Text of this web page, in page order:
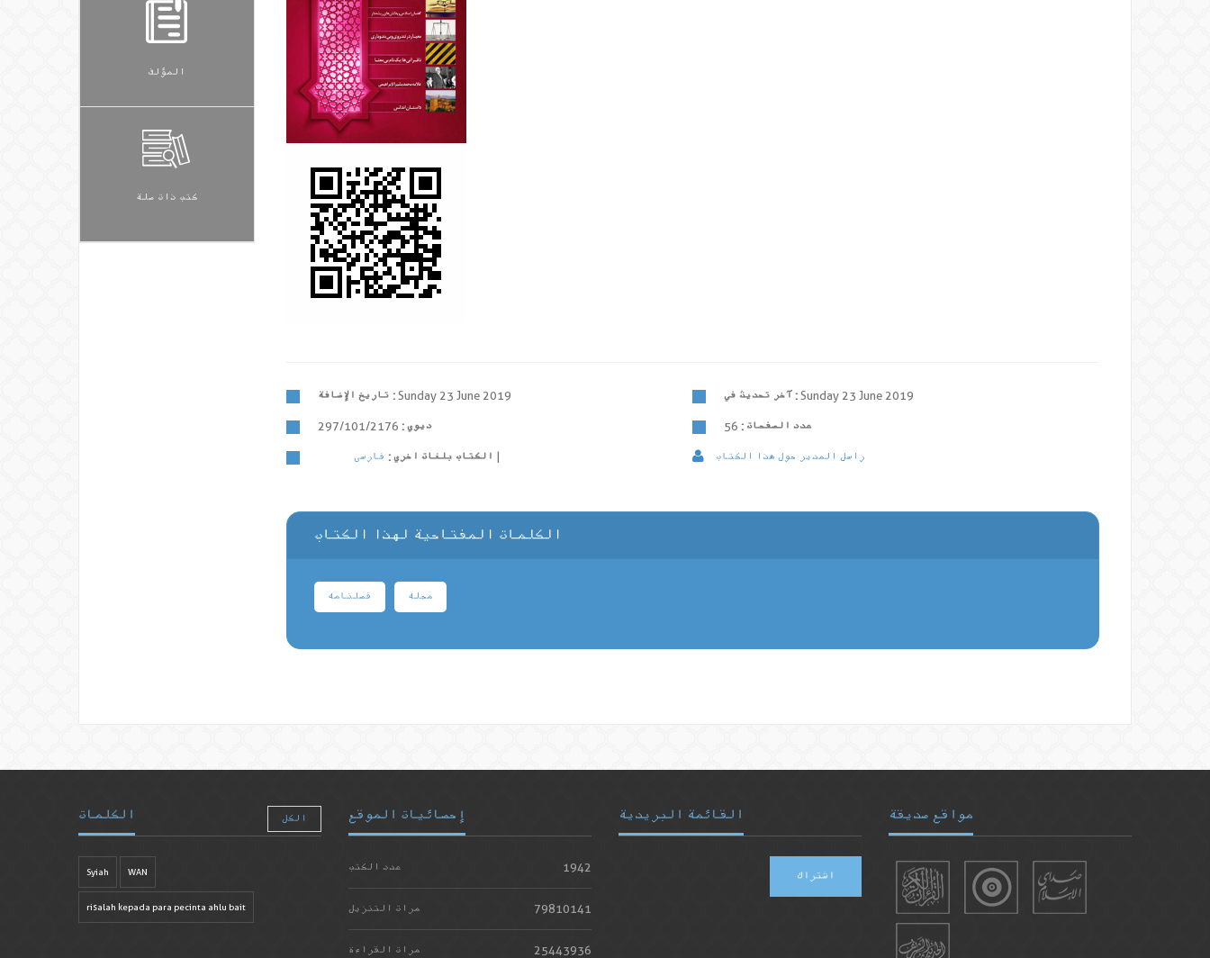
المؤلف
كتب ذات صلة
تاريخ الإضافة : Sunday 23 June 2019 آخر تحديث في : Sunday 23 June 2019
ديوي : 297/101/2176 عدد الصفحات :56
الكتاب بلغات اخري : راسل المدير حول هذا الكتاب
الكلمات المفتاحية لهذا الكتاب
فصلنامه مجله
الكلمات الكل
Syiah WAN
risalah kepada para pecinta ahlu bait
إحصائيات الموقع
عدد الكتب 1942
مرات التنزيل 79810141
مرات القراءة 25443936
القائمة البريدية
اشتراك
مواقع صديقة